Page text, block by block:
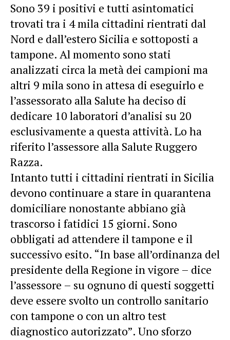
Sono 39 i positivi e tutti asintomatici
trovati tra i 4 mila cittadini rientrati dal
Nord e dall’estero Sicilia e sottoposti a
tampone. Al momento sono stati
analizzati circa la metà dei campioni ma
altri 9 mila sono in attesa di eseguirlo e
l’assessorato alla Salute ha deciso di
dedicare 10 laboratori d’analisi su 20
esclusivamente a questa attività. Lo ha
riferito l’assessore alla Salute Ruggero
Razza.
Intanto tutti i cittadini rientrati in Sicilia
devono continuare a stare in quarantena
domiciliare nonostante abbiano già
trascorso i fatidici 15 giorni. Sono
obbligati ad attendere il tampone e il
successivo esito. “In base all’ordinanza del
presidente della Regione in vigore – dice
l’assessore – su ognuno di questi soggetti
deve essere svolto un controllo sanitario
con tampone o con un altro test
diagnostico autorizzato”. Uno sforzo